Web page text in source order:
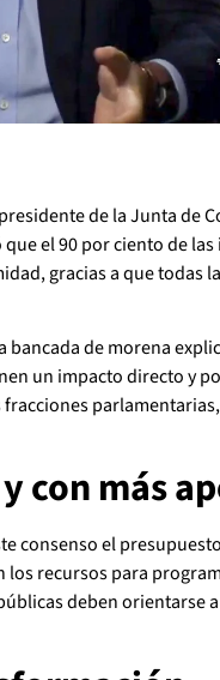
de la Junta de
el 90 por ciento de
gracias a que todas
de morena
un impacto directo y
parlamentarias,
con más
consenso el
recursos para
deben orientarse